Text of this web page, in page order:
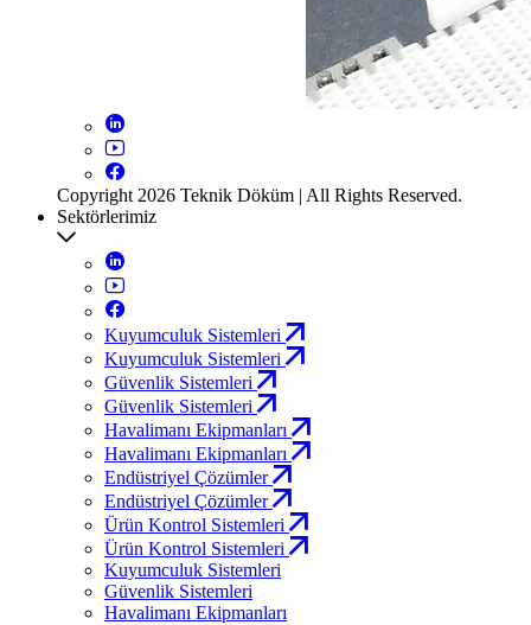
Copyright 2026 Teknik Döküm | All Rights Reserved.
Sektörlerimiz
Kuyumculuk Sistemleri
Kuyumculuk Sistemleri
Güvenlik Sistemleri
Güvenlik Sistemleri
Havalimanı Ekipmanları
Havalimanı Ekipmanları
Endüstriyel Çözümler
Endüstriyel Çözümler
Ürün Kontrol Sistemleri
Ürün Kontrol Sistemleri
Kuyumculuk Sistemleri
Güvenlik Sistemleri
Havalimanı Ekipmanları